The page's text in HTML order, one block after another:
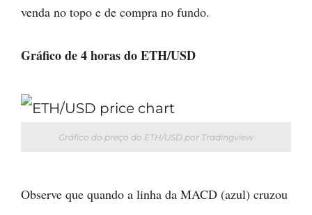
venda no topo e de compra no fundo.
Gráfico de 4 horas do ETH/USD
Gráfico do preço do ETH/USD por Tradingview
Observe que quando a linha da MACD (azul) cruzou